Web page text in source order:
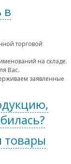
в
торговой
на складе.
Вас.
заявленные
товары